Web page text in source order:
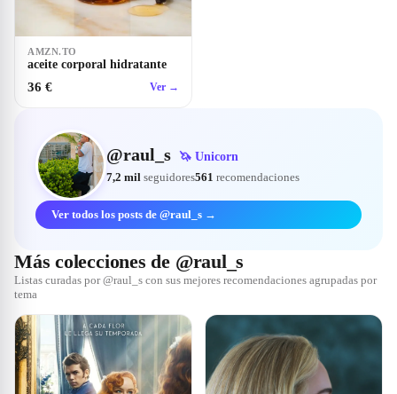
AMZN.TO
aceite corporal hidratante
36 € Ver →
@raul_s 🦄 Unicorn
7,2 mil seguidores561 recomendaciones
Ver todos los posts de @raul_s →
Más colecciones de @raul_s
Listas curadas por @raul_s con sus mejores recomendaciones agrupadas por
tema